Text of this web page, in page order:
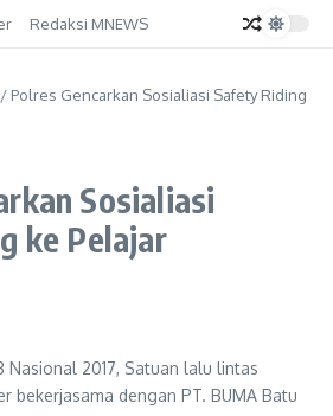
Redaksi MNEWS
/ Polres Gencarkan Sosialiasi Safety Riding
Sosialiasi
ke Pelajar
Nasional 2017, Satuan lalu lintas
bekerjasama dengan PT. BUMA Batu